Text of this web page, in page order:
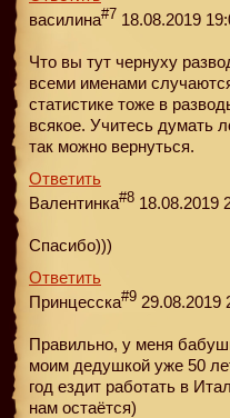
василина#7 18.08.2019
Что вы тут чернуху
всеми именами
статистике тоже в
всякое. Учитесь думать
так можно вернуться.
Ответить
Валентинка#8 18.08.2019
Спасибо)))
Ответить
Принцесска#9 29.08.2019
Правильно, у меня
моим дедушкой уже 50
год ездит работать в
нам остаётся)